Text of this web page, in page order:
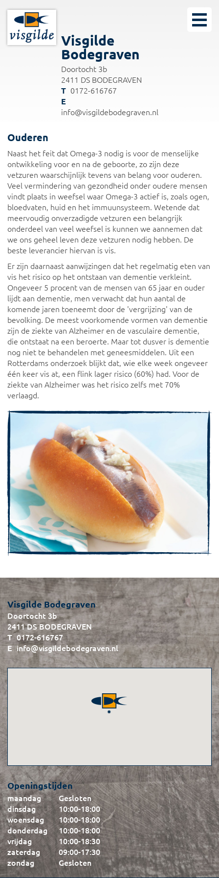
Visgilde
Bodegraven
Doortocht 3b
2411 DS BODEGRAVEN
0172-616767
info@visgildebodegraven.nl
Ouderen
Naast het feit dat Omega-3 nodig is voor de menselijke
ontwikkeling voor en na de geboorte, zo zijn deze
vetzuren waarschijnlijk tevens van belang voor ouderen.
Veel vermindering van gezondheid onder oudere mensen
vindt plaats in weefsel waar Omega-3 actief is, zoals ogen,
bloedvaten, huid en het immuunsysteem. Wetende dat
meervoudig onverzadigde vetzuren een belangrijk
onderdeel van veel weefsel is kunnen we aannemen dat
we ons geheel leven deze vetzuren nodig hebben. De
beste leverancier hiervan is vis.
Er zijn daarnaast aanwijzingen dat het regelmatig eten van
vis het risico op het ontstaan van dementie verkleint.
Ongeveer 5 procent van de mensen van 65 jaar en ouder
lijdt aan dementie, men verwacht dat hun aantal de
komende jaren toeneemt door de 'vergrijzing' van de
bevolking. De meest voorkomende vormen van dementie
zijn de ziekte van Alzheimer en de vasculaire dementie,
die ontstaat na een beroerte. Maar tot dusver is dementie
nog niet te behandelen met geneesmiddelen. Uit een
Rotterdams onderzoek blijkt dat, wie elke week ongeveer
één keer vis at, een flink lager risico (60%) had. Voor de
ziekte van Alzheimer was het risico zelfs met 70%
verlaagd.
Visgilde Bodegraven
Doortocht 3b
2411 DS BODEGRAVEN
0172-616767
info@visgildebodegraven.nl
Openingstijden
maandag
Gesloten
dinsdag
10:00-18:00
woensdag
10:00-18:00
donderdag
10:00-18:00
vrijdag
10:00-18:30
zaterdag
09:00-17:30
zondag
Gesloten